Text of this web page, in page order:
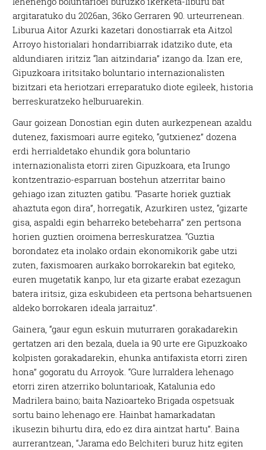
argitaratuko du 2026an, 36ko Gerraren 90. urteurrenean.
Liburua Aitor Azurki kazetari donostiarrak eta Aitzol
Arroyo historialari hondarribiarrak idatziko dute, eta
aldundiaren iritziz “lan aitzindaria” izango da. Izan ere,
Gipuzkoara iritsitako boluntario internazionalisten
bizitzari eta heriotzari erreparatuko diote egileek, historia
berreskuratzeko helburuarekin.
Gaur goizean Donostian egin duten aurkezpenean azaldu
dutenez, faxismoari aurre egiteko, “gutxienez” dozena
erdi herrialdetako ehundik gora boluntario
internazionalista etorri ziren Gipuzkoara, eta Irungo
kontzentrazio-esparruan bostehun atzerritar baino
gehiago izan zituzten gatibu. “Pasarte horiek guztiak
ahaztuta egon dira”, horregatik, Azurkiren ustez, “gizarte
gisa, aspaldi egin beharreko betebeharra” zen pertsona
horien guztien oroimena berreskuratzea. “Guztia
borondatez eta inolako ordain ekonomikorik gabe utzi
zuten, faxismoaren aurkako borrokarekin bat egiteko,
euren mugetatik kanpo, lur eta gizarte erabat ezezagun
batera iritsiz, giza eskubideen eta pertsona behartsuenen
aldeko borrokaren ideala jarraituz”.
Gainera, “gaur egun eskuin muturraren gorakadarekin
gertatzen ari den bezala, duela ia 90 urte ere Gipuzkoako
kolpisten gorakadarekin, ehunka antifaxista etorri ziren
hona” gogoratu du Arroyok. “Gure lurraldera lehenago
etorri ziren atzerriko boluntarioak, Katalunia edo
Madrilera baino; baita Nazioarteko Brigada ospetsuak
sortu baino lehenago ere. Hainbat hamarkadatan
ikusezin bihurtu dira, edo ez dira aintzat hartu”. Baina
aurrerantzean, “Jarama edo Belchiteri buruz hitz egiten